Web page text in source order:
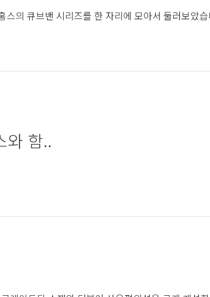
의 큐브밴 시리즈를 한 자리에 모아서 둘러보았
와 함..